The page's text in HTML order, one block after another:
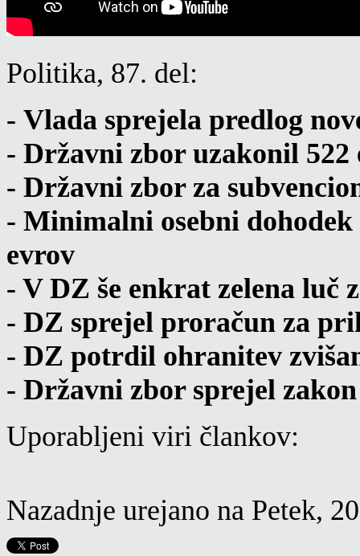
Politika, 87. del:
- Vlada sprejela predlog
- Državni zbor uzakonil
- Državni zbor za
- Minimalni osebni
evrov
- V DZ še enkrat zelena
- DZ sprejel proračun za
- DZ potrdil ohranitev
- Državni zbor sprejel
Uporabljeni viri člankov:
Nazadnje urejano na Petek,